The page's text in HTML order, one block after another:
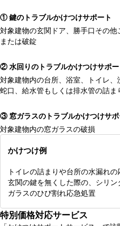
① 鍵のトラブルかけつけサポート
対象建物の玄関ドア、勝手口その
または破錠
② 水回りのトラブルかけつけサポー
対象建物内の台所、浴室、トイレ
蛇口、給水管もしくは排水管の詰ま
③ 窓ガラスのトラブルかけつけサポ
対象建物内の窓ガラスの破損
かけつけ例
トイレの詰まりや台所の水漏れ
玄関の鍵を無くした際の、シリン
ガラスのひび割れ応急処置
特別価格対応サービス